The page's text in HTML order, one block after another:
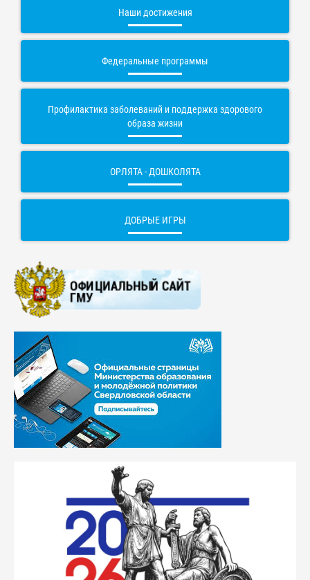
Наши достижения
Федеральные программы
Профилактика заболеваний и поддержка здорового
образа жизни
ОРЛЯТА - ДОШКОЛЯТА
ДОБРЫЕ ИГРЫ